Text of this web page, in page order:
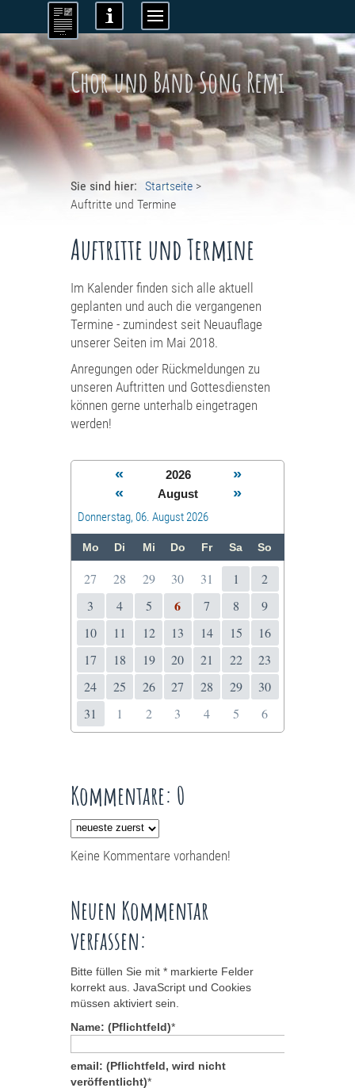
Chor und Band Song Remi
Sie sind hier: Startseite >
Auftritte und Termine
Auftritte und Termine
Im Kalender finden sich alle aktuell
geplanten und auch die vergangenen
Termine - zumindest seit Neuauflage
unserer Seiten im Mai 2018.
Anregungen oder Rückmeldungen zu
unseren Auftritten und Gottesdiensten
können gerne unterhalb eingetragen
werden!
« 2026
»
«
August »
Donnerstag, 06. August 2026
Mo Di Mi Do Fr Sa So
27 28 29 30 31 1
2
3
4 5 6 7 8
9
10
11 12 13 14 15
16
17
18 19 20 21 22
23
24
25 26 27 28 29
30
31
1 2 3 4 5 6
Kommentare: 0
Keine Kommentare vorhanden!
Neuen Kommentar
verfassen:
Bitte füllen Sie mit * markierte Felder
korrekt aus. JavaScript und Cookies
müssen aktiviert sein.
Name: (Pflichtfeld)*
email: (Pflichtfeld, wird nicht
veröffentlicht)*